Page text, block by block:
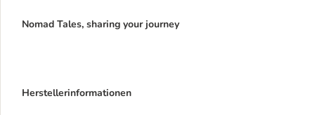
Nomad Tales, sharing your journey
Herstellerinformationen